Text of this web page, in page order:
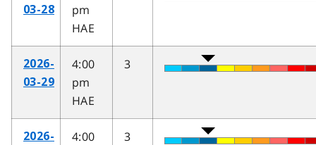
03-28
pm
HAE
2026-
03-29
4:00
pm
HAE
3
2026-
4:00
3